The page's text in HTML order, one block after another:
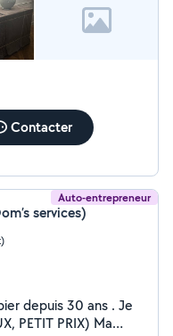
Contacter
Auto-entrepreneur
services)
depuis 30 ans . Je
PETIT PRIX) Ma